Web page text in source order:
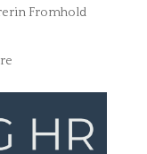
Fromhold